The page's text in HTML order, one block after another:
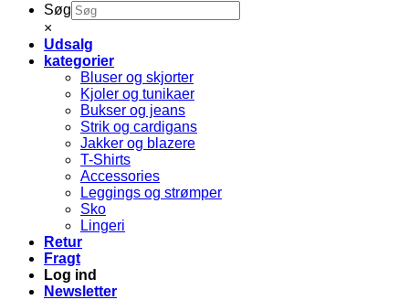
Søg
×
Udsalg
kategorier
Bluser og skjorter
Kjoler og tunikaer
Bukser og jeans
Strik og cardigans
Jakker og blazere
T-Shirts
Accessories
Leggings og strømper
Sko
Lingeri
Retur
Fragt
Log ind
Newsletter